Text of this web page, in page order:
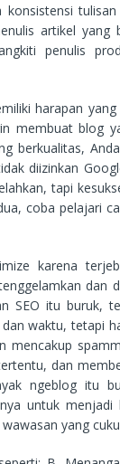
artikel yang
penulis
harapan
membuat blog
berkualitas,
diizinkan
tapi
coba pelajari
karena
dan
SEO itu buruk,
waktu, tetapi
mencakup
dan
ngeblog itu
untuk
yang